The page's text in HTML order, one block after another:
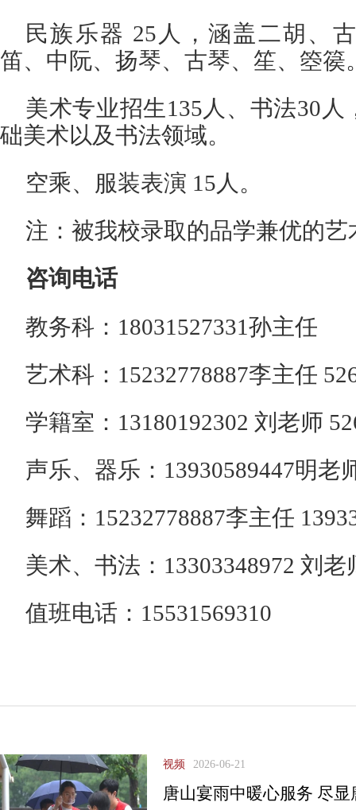
民族乐器 25人，涵盖二胡、
笛、中阮、扬琴、古琴、笙、箜篌
美术专业招生135人、书法30
础美术以及书法领域。
空乘、服装表演 15人。
注：被我校录取的品学兼优的
咨询电话
教务科：18031527331孙主任
艺术科：15232778887李主任
学籍室：13180192302 刘老师
声乐、器乐：13930589447明老
舞蹈：15232778887李主任
美术、书法：13303348972 刘老
值班电话：15531569310
视频 2026-06-21
唐山宴雨中暖心服务 尽